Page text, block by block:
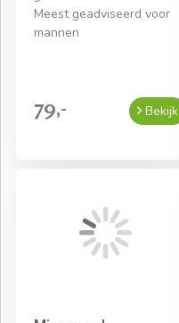
Meest geadviseerd voor
mannen
79,- Bekijk